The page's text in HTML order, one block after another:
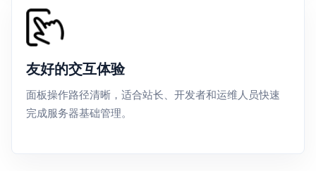
友好的交互体验
面板操作路径清晰，适合站长、开发者和运维人员快速
完成服务器基础管理。